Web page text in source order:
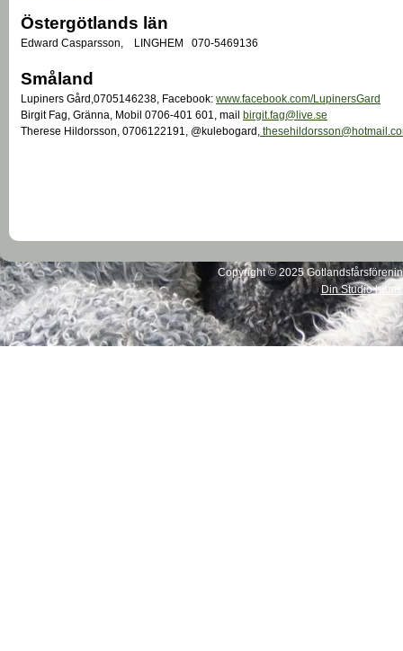
Östergötlands län
Edward Casparsson, LINGHEM 070-5469136
Småland
Lupiners Gård,0705146238, Facebook: www.facebook.com/LupinersGard
Birgit Fag, Gränna, Mobil 0706-401 601, mail birgit.fag@live.se
Therese Hildorsson, 0706122191, @kulebogard,
Copyright © 2025
Din Studio